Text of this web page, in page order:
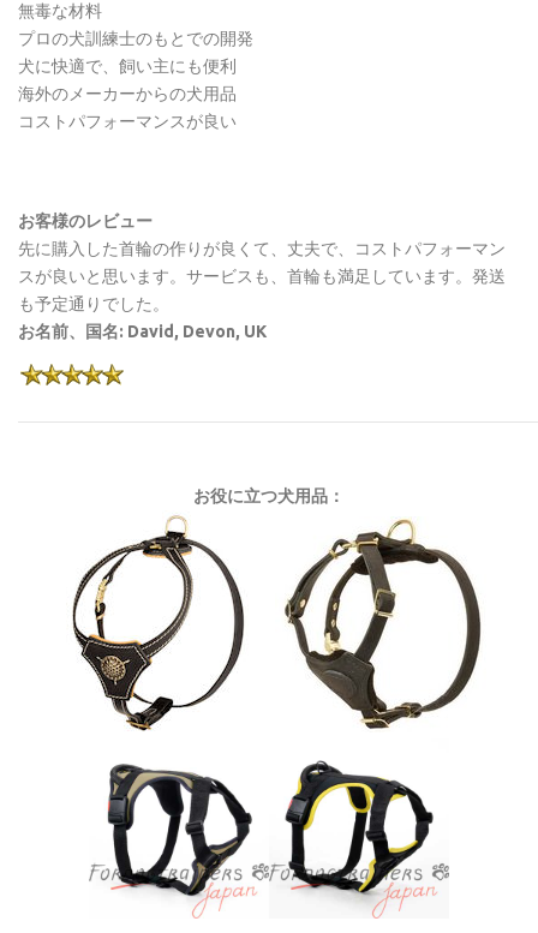
無毒な材料
プロの犬訓練士のもとでの開発
犬に快適で、飼い主にも便利
海外のメーカーからの犬用品
コストパフォーマンスが良い
お客様のレビュー
先に購入した首輪の作りが良くて、丈夫で、コストパフォーマン
スが良いと思います。サービスも、首輪も満足しています。発送
も予定通りでした。
お名前、国名: David, Devon, UK
お役に立つ犬用品：